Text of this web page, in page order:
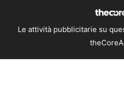
Le attività pubblicitarie su